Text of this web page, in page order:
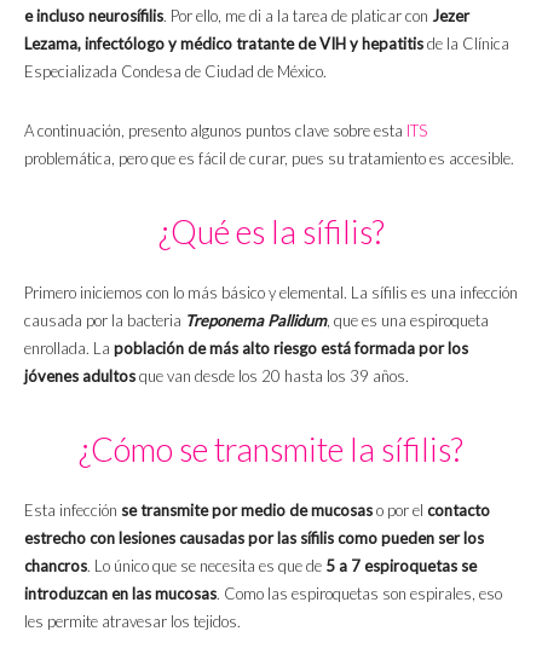
e incluso neurosífilis. Por ello, me di a la tarea de platicar con Jezer
Lezama, infectólogo y médico tratante de VIH y hepatitisde la Clínica
Especializada Condesa de Ciudad de México.
A continuación, presento algunos puntos clave sobre esta ITS
problemática, pero que es fácil de curar, pues su tratamiento es accesible.
¿Qué es la sífilis?
Primero iniciemos con lo más básico y elemental. La sífilis es una infección
causada por la bacteria Treponema Pallidum, que es una espiroqueta
enrollada. La población de más alto riesgo está formada por los
jóvenes adultosque van desde los 20 hasta los 39 años.
¿Cómo se transmite la sífilis?
Esta infección se transmite por medio de mucosaso por el contacto
estrecho con lesiones causadas por las sífilis como pueden ser los
chancros. Lo único que se necesita es que de 5 a 7 espiroquetas se
introduzcan en las mucosas. Como las espiroquetas son espirales, eso
les permite atravesar los tejidos.